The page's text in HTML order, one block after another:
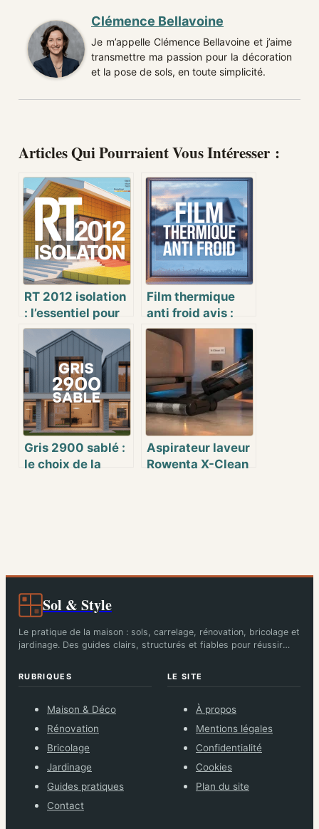
Clémence Bellavoine
Je m’appelle Clémence Bellavoine et j’aime
transmettre ma passion pour la décoration
et la pose de sols, en toute simplicité.
Articles Qui Pourraient Vous Intéresser :
RT 2012 isolation
: l’essentiel pour
réussir la
performance
énergétique de
votre logement
Film thermique
anti froid avis :
que penser de ce
dispositif isolant
Gris 2900 sablé :
le choix de la
Aspirateur laveur
Rowenta X-Clean
Sol & Style
Le pratique de la maison : sols, carrelage, rénovation, bricolage et
jardinage. Des guides clairs, structurés et fiables pour réussir
RUBRIQUES
Maison & Déco
Rénovation
Bricolage
Jardinage
Guides pratiques
Contact
LE SITE
À propos
Mentions légales
Confidentialité
Cookies
Plan du site